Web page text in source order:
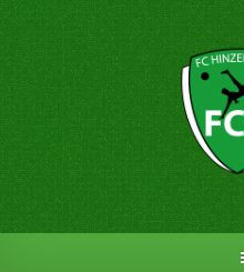
to